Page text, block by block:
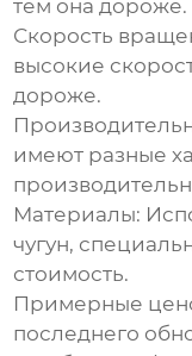
тем она дороже.
Скорость
высокие
дороже.
имеют разные
Материалы:
чугун,
стоимость.
Примерные
последнего